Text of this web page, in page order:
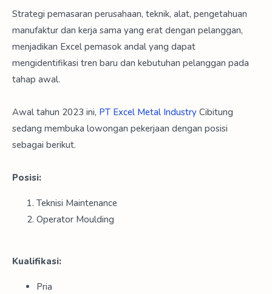
Strategi pemasaran perusahaan, teknik, alat, pengetahuan
manufaktur dan kerja sama yang erat dengan pelanggan,
menjadikan Excel pemasok andal yang dapat
mengidentifikasi tren baru dan kebutuhan pelanggan pada
tahap awal.
Awal tahun 2023 ini, PT Excel Metal Industry Cibitung
sedang membuka lowongan pekerjaan dengan posisi
sebagai berikut.
Posisi:
Teknisi Maintenance
Operator Moulding
Kualifikasi:
Pria